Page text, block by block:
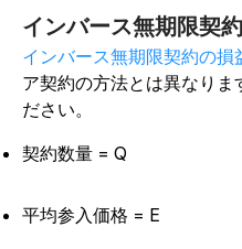
インバース無期限契
インバース無期限契約の損
ア契約の方法とは異なりま
ださい。
契約数量 = Q
平均参入価格 = E